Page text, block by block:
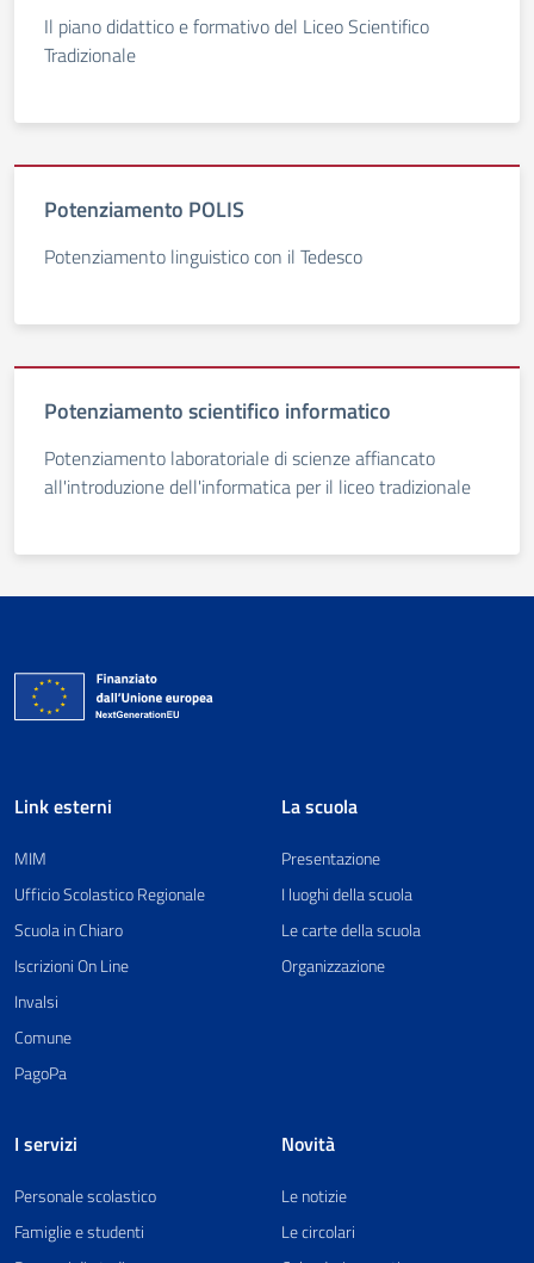
Il piano didattico e formativo del Liceo Scientifico
Tradizionale
Potenziamento POLIS
Potenziamento linguistico con il Tedesco
Potenziamento scientifico informatico
Potenziamento laboratoriale di scienze affiancato
all'introduzione dell'informatica per il liceo tradizionale
Link esterni
MIM
Ufficio Scolastico Regionale
Scuola in Chiaro
Iscrizioni On Line
Invalsi
Comune
PagoPa
La scuola
Presentazione
I luoghi della scuola
Le carte della scuola
Organizzazione
I servizi
Personale scolastico
Famiglie e studenti
Novità
Le notizie
Le circolari